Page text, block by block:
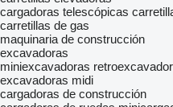
cargadoras telescópicas
carretillas de gas
maquinaria de construcción
excavadoras
miniexcavadoras
excavadoras midi
cargadoras de construcción